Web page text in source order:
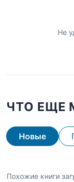
Не
ЧТО ЕЩЕ
Новые
Похожие книги